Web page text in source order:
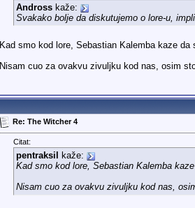
Androsskaže:
Svakako bolje da diskutujemo o lore-u,
Kad smo kod lore, Sebastian Kalemba kaze
Nisam cuo za ovakvu zivuljku kod nas, osim
Re: The Witcher 4
Citat:
pentraksil
kaže:
Kad smo kod lore, Sebastian Kalemba
Nisam cuo za ovakvu zivuljku kod nas,